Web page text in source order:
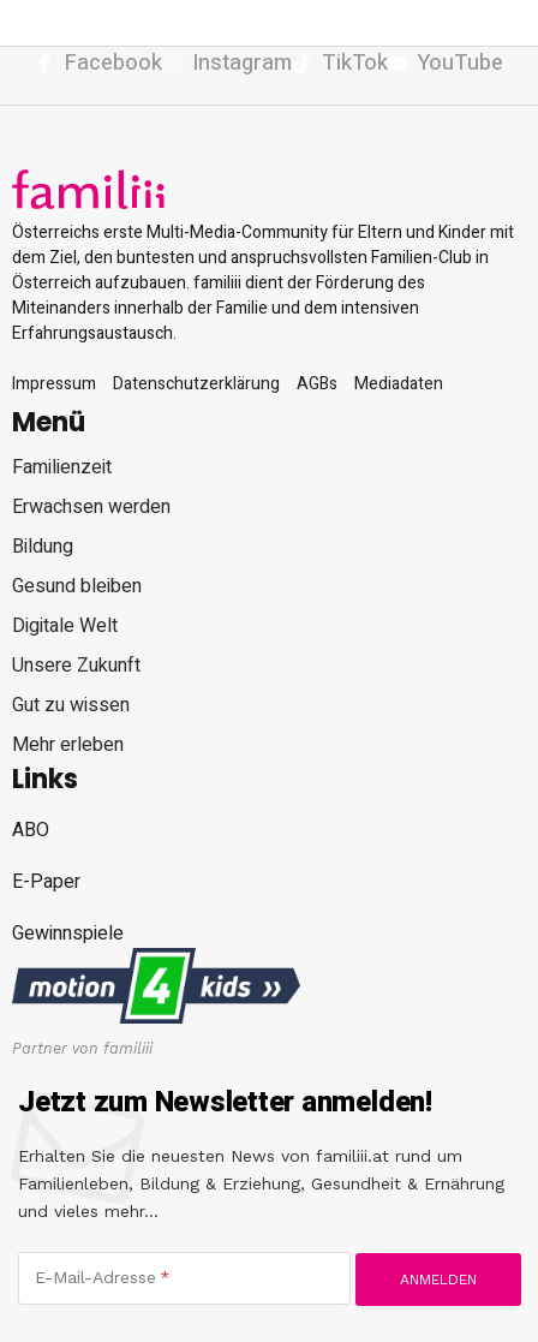
Facebook Instagram TikTok YouTube
Österreichs erste Multi-Media-Community für Eltern und Kinder mit
dem Ziel, den buntesten und anspruchsvollsten Familien-Club in
Österreich aufzubauen. familiii dient der Förderung des
Miteinanders innerhalb der Familie und dem intensiven
Erfahrungsaustausch.
Impressum
Datenschutzerklärung AGBs Mediadaten
Menü
Familienzeit
Erwachsen werden
Bildung
Gesund bleiben
Digitale Welt
Unsere Zukunft
Gut zu wissen
Mehr erleben
Links
ABO
E-Paper
Gewinnspiele
Partner von familiii
Jetzt zum Newsletter anmelden!
Erhalten Sie die neuesten News von familiii.at rund um
Familienleben, Bildung & Erziehung, Gesundheit & Ernährung
und vieles mehr...
E-Mail-Adresse